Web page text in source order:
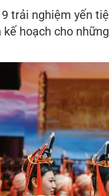
trải nghiệm yến
hoạch cho